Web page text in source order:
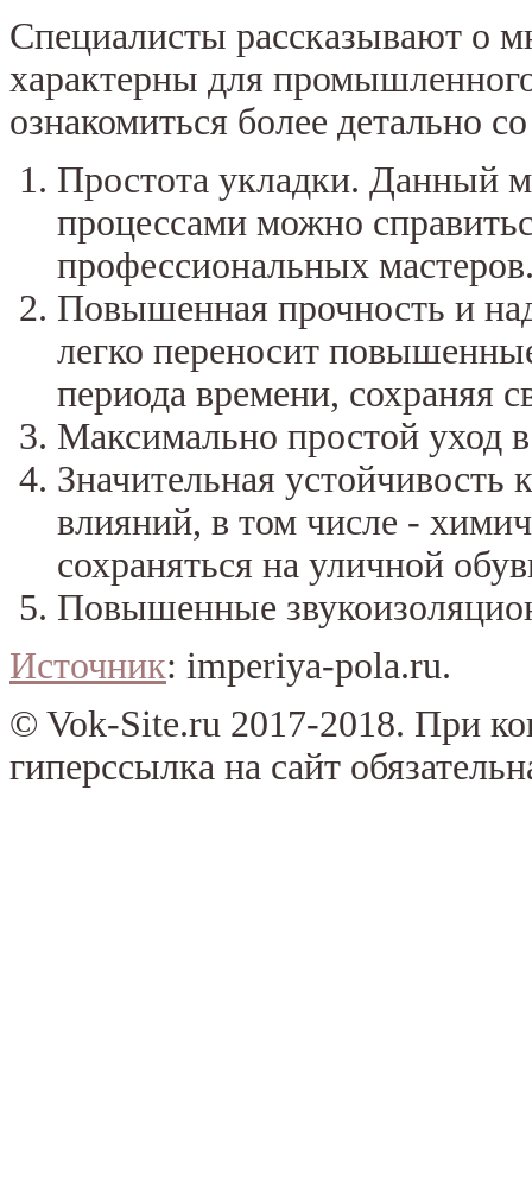
Специалисты рассказывают о
характерны для
ознакомиться более детально
Простота укладки. Данный
процессами можно
профессиональных
Повышенная прочность и
легко переносит
периода времени, сохраняя
Максимально простой уход
Значительная
влияний, в том числе -
сохраняться на уличной
Повышенные
Источник: imperiya-pola.ru.
© Vok-Site.ru 2017-2018. При
гиперссылка на сайт